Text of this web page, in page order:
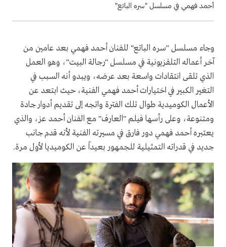
أحمد فهمي في مسلسل "سره الباتع"
وجاء مسلسل "سره الباتع" للفنان أحمد فهمي بعد عامين من
آخر أعماله التلفزيونية في مسلسل "رجالة البيت"، وهو العمل
الذي تلقى انتقادات واسعة بعد عرضه، ويبدو أنه السبب في
التغير الكبير في اختيارات أحمد فهمي الفنية، حيث ابتعد عن
الأعمال الكوميدية طوال تلك الفترة واتجه إلى تقديم أدوار جادة
ومتنوعة، وعلى رأسها فيلم "العارف" مع الفنان أحمد عز، والذي
يعتبره أحمد فهمي دور فارق في مسيرته الفنية لأنه قدم جانب
جديد في قدراته التمثيلية للجمهور بعيداً عن الكوميديا لأول مرة.